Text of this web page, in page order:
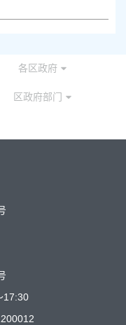
各区政府
区政府部门
17:30